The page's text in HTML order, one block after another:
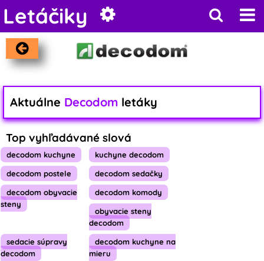
Letáčiky
Aktuálne Decodom letáky
Top vyhľadávané slová
decodom kuchyne
kuchyne decodom
decodom postele
decodom sedačky
decodom obyvacie
steny
decodom komody
obyvacie steny
decodom
sedacie súpravy
decodom
decodom kuchyne na
mieru